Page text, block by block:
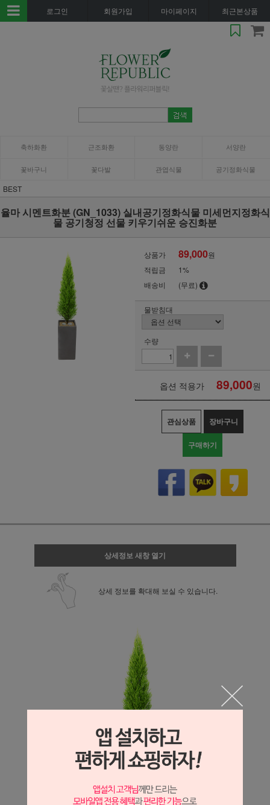
로그인 회원가입 마이페이지 최근본상품
축하화환 근조화환 동양란 서양란
꽃바구니 꽃다발 관엽식물 공기정화식물
BEST
율마 시멘트화분 (GN_1033) 실내공기정화식물 미세먼지정화식
물 공기청정 선물 키우기쉬운 승진화분
상품가 89,000원
적립금
1%
배송비
(무료)
물받침대
수량
옵션 적용가 89,000원
관심상품 장바구니
구매하기
상세정보 새창 열기
상세 정보를 확대해 보실 수 있습니다.